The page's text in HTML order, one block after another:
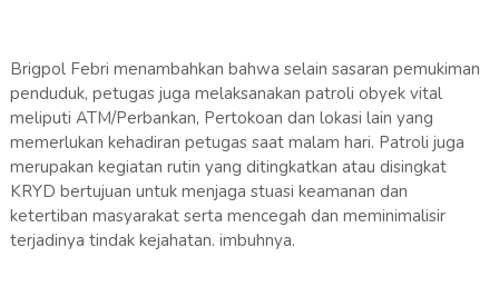
Brigpol Febri menambahkan bahwa selain sasaran pemukiman
penduduk, petugas juga melaksanakan patroli obyek vital
meliputi ATM/Perbankan, Pertokoan dan lokasi lain yang
memerlukan kehadiran petugas saat malam hari. Patroli juga
merupakan kegiatan rutin yang ditingkatkan atau disingkat
KRYD bertujuan untuk menjaga stuasi keamanan dan
ketertiban masyarakat serta mencegah dan meminimalisir
terjadinya tindak kejahatan. imbuhnya.